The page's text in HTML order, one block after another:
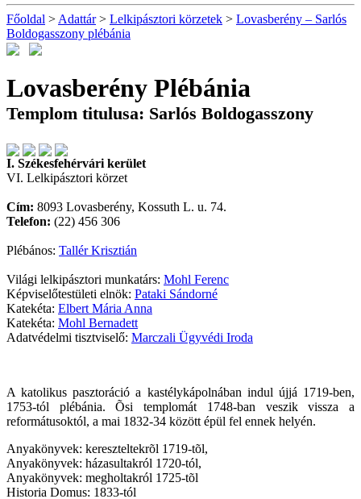
Főoldal > Adattár> Lelkipásztori körzetek > Lovasberény – Sarlós
Boldogasszony plébánia
Lovasberény Plébánia
Templom titulusa: Sarlós Boldogasszony
I. Székesfehérvári kerület
VI. Lelkipásztori körzet
Cím: 8093 Lovasberény, Kossuth L. u. 74.
Telefon: (22) 456 306
Plébános: Tallér Krisztián
Világi lelkipásztori munkatárs: Mohl Ferenc
Képviselőtestületi elnök: Pataki Sándorné
Katekéta: Elbert Mária Anna
Katekéta: Mohl Bernadett
Adatvédelmi tisztviselő: Marczali Ügyvédi Iroda
A katolikus pasztoráció a kastélykápolnában indul újjá 1719-ben,
1753-tól plébánia. Õsi templomát 1748-ban veszik vissza a
reformátusoktól, a mai 1832-34 között épül fel ennek helyén.
Anyakönyvek: kereszteltekrõl 1719-tõl,
Anyakönyvek: házasultakról 1720-tól,
Anyakönyvek: megholtakról 1725-tõl
Historia Domus: 1833-tól